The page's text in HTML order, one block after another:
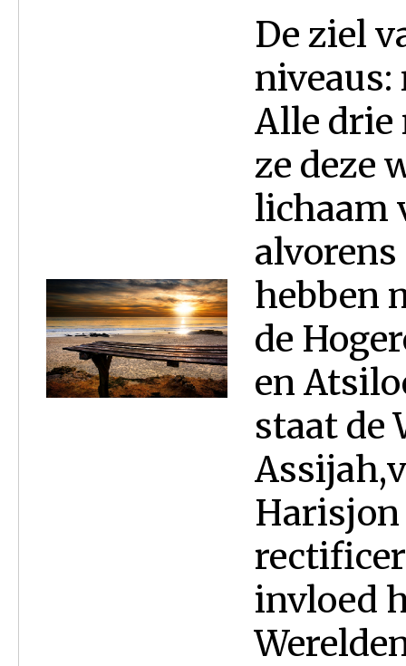
De ziel
niveaus:
Alle drie
ze deze
lichaam
hebben
de
en
staat de
Harisjon
invloed